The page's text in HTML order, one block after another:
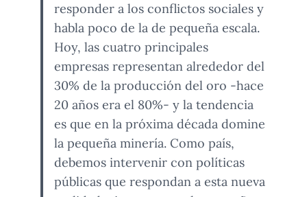
responder a los conflictos sociales y
habla poco de la de pequeña escala.
Hoy, las cuatro principales
empresas representan alrededor del
30% de la producción del oro -hace
20 años era el 80%- y la tendencia
es que en la próxima década domine
la pequeña minería. Como país,
debemos intervenir con políticas
públicas que respondan a esta nueva